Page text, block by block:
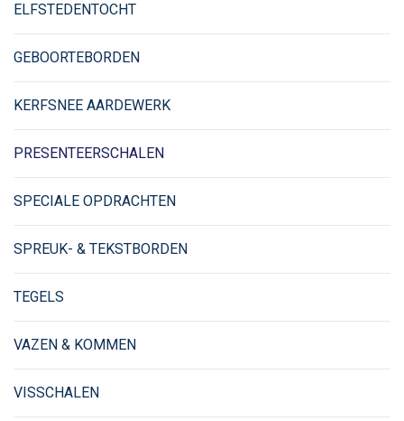
ELFSTEDENTOCHT
GEBOORTEBORDEN
KERFSNEE AARDEWERK
PRESENTEERSCHALEN
SPECIALE OPDRACHTEN
SPREUK- & TEKSTBORDEN
TEGELS
VAZEN & KOMMEN
VISSCHALEN